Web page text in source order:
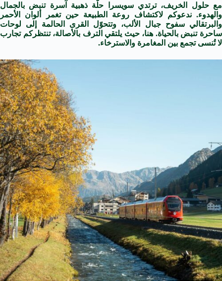
مع حلول الخريف، ترتدي سويسرا حلّة ذهبية آسرة تنبض بالجمال
والهدوء. ندعوكم لاكتشاف روعة الطبيعة حين تغمر ألوان الأحمر
والبرتقالي سفوح جبال الألب، وتتحوّل القرى الحالمة إلى لوحات
ساحرة تنبض بالحياة. هنا، حيث يلتقي الترف بالأصالة، تنتظركم تجارب
لا تُنسى تجمع بين المغامرة والاسترخاء.